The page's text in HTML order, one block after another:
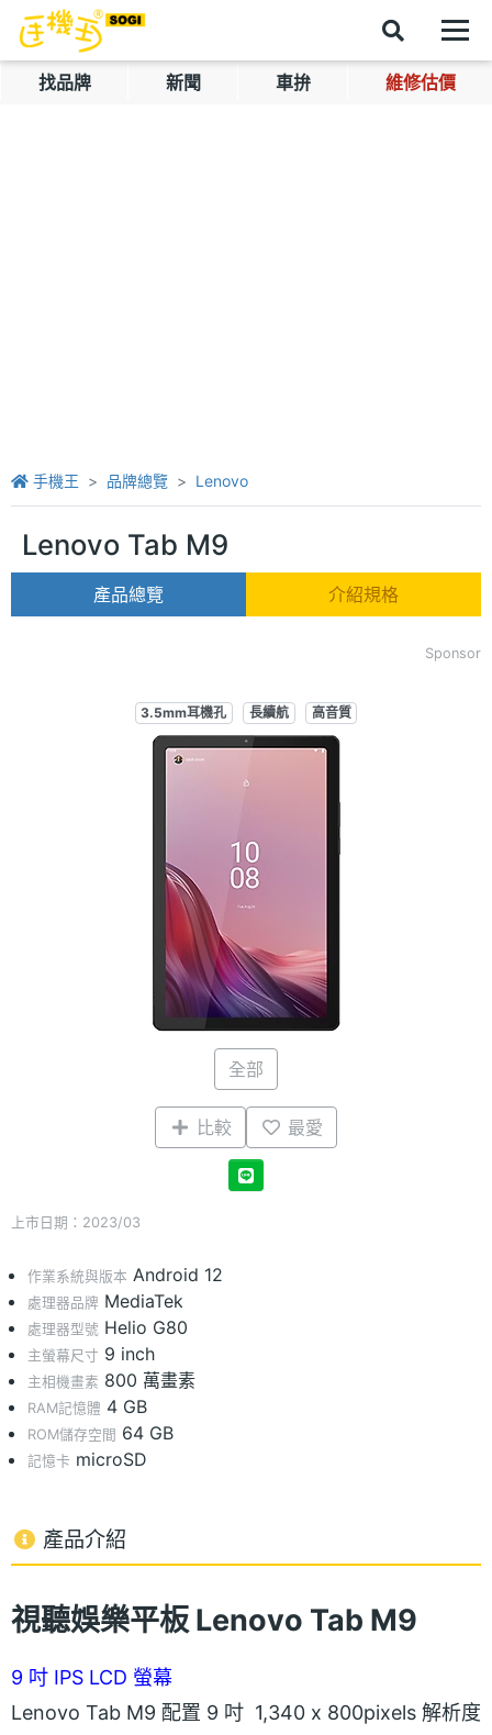
找品牌 新聞 車拚 維修估價
手機王 品牌總覽 Lenovo
Lenovo Tab M9
產品總覽 介紹規格
Sponsor
3.5mm耳機孔 長續航 高音質
全部
比較 最愛
上市日期：2023/03
作業系統與版本 Android 12
處理器品牌 MediaTek
處理器型號 Helio G80
主螢幕尺寸 9 inch
主相機畫素 800 萬畫素
RAM記憶體 4 GB
ROM儲存空間 64 GB
記憶卡 microSD
產品介紹
視聽娛樂平板 Lenovo Tab M9
9 吋 IPS LCD 螢幕
Lenovo Tab M9 配置 9 吋 1,340 x 800pixels 解析度